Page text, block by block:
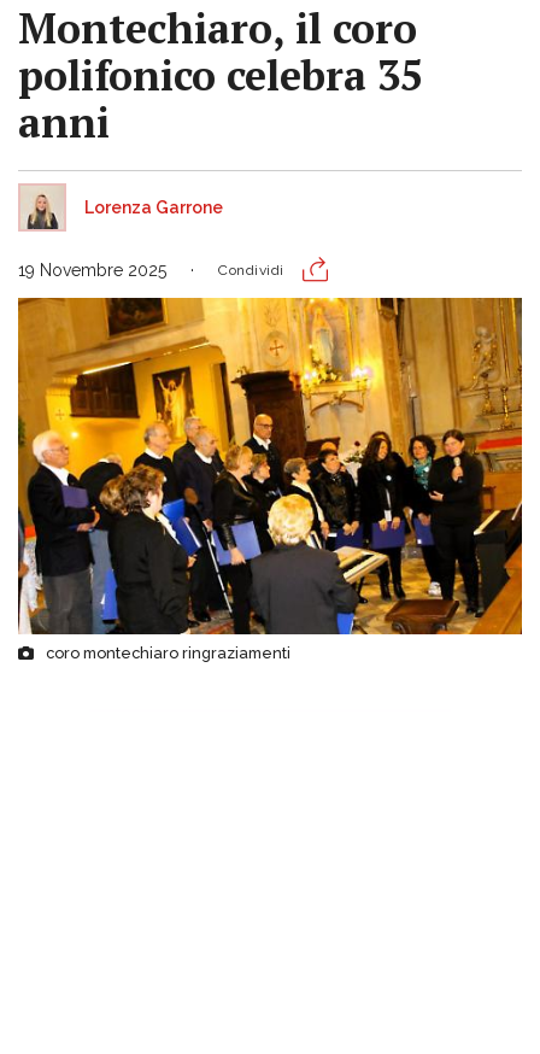
Montechiaro, il coro
polifonico celebra 35
anni
Lorenza Garrone
19 Novembre 2025 Condividi
coro montechiaro ringraziamenti